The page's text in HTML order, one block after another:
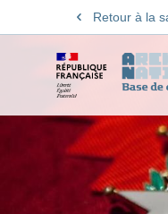
Retour à la